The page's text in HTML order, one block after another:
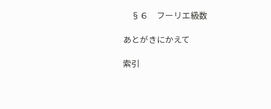
§６ フーリエ級数
あとがきにかえて
索引